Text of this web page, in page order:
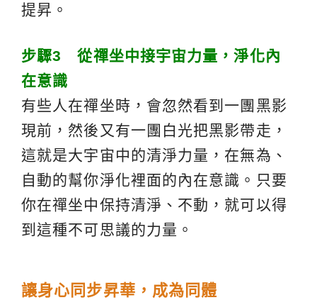
提昇。
步驟3從禪坐中接宇宙力量，淨化內
在意識
有些人在禪坐時，會忽然看到一團黑影
現前，然後又有一團白光把黑影帶走，
這就是大宇宙中的清淨力量，在無為、
自動的幫你淨化裡面的內在意識。只要
你在禪坐中保持清淨、不動，就可以得
到這種不可思議的力量。
讓身心同步昇華，成為同體